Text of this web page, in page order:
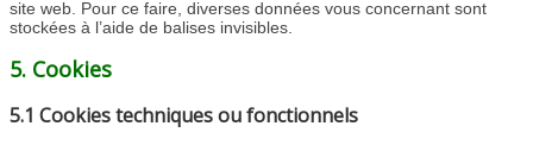
site web. Pour ce faire, diverses données vous concernant sont
stockées à l’aide de balises invisibles.
5. Cookies
5.1 Cookies techniques ou fonctionnels